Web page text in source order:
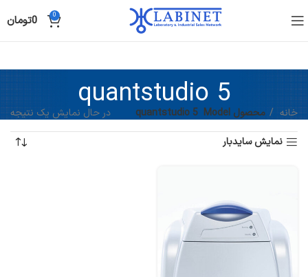
0
0تومان
quantstudio 5
خانه محصول Model quantstudio 5
در حال نمایش یک نتیجه
نمایش سایدبار